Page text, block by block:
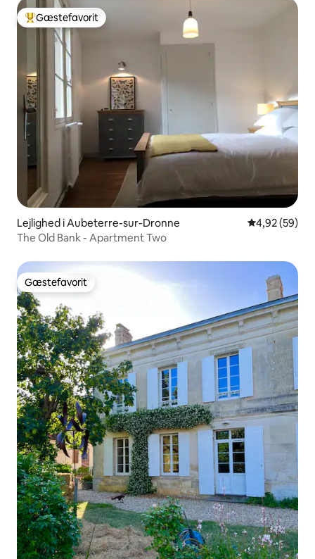
Bedste gæstefavorit
Gæstefavorit
Lejlighed i Aubeterre-sur-Dronne 4,92 ud af 5 i
4,92 (59)
The Old Bank - Apartment Two
Gæstefavorit
Gæstefavorit